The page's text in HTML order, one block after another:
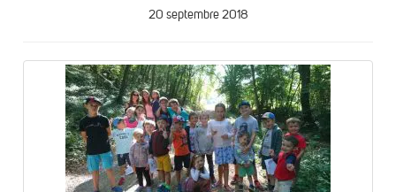
20 septembre 2018